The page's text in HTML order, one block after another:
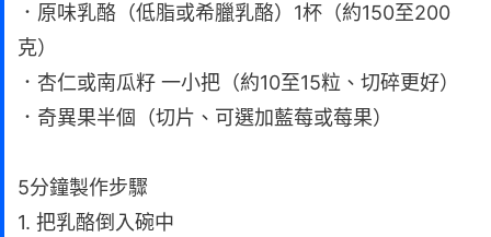
．原味乳酪（低脂或希臘乳酪）1杯（約150至200
克）
．杏仁或南瓜籽 一小把（約10至15粒、切碎更好）
．奇異果半個（切片、可選加藍莓或莓果）
5分鐘製作步驟
1. 把乳酪倒入碗中